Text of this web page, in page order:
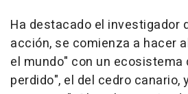
Ha destacado el investigador
acción, se comienza a hacer
el mundo" con un
perdido", el del cedro canario,